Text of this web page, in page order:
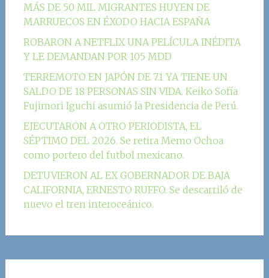
MÁS DE 50 MIL MIGRANTES HUYEN DE
MARRUECOS EN ÉXODO HACIA ESPAÑA
ROBARON A NETFLIX UNA PELÍCULA INÉDITA
Y LE DEMANDAN POR 105 MDD
TERREMOTO EN JAPÓN DE 7.1 YA TIENE UN
SALDO DE 18 PERSONAS SIN VIDA. Keiko Sofía
Fujimori Iguchi asumió la Presidencia de Perú.
EJECUTARON A OTRO PERIODISTA, EL
SÉPTIMO DEL 2026. Se retira Memo Ochoa
como portero del futbol mexicano.
DETUVIERON AL EX GOBERNADOR DE BAJA
CALIFORNIA, ERNESTO RUFFO. Se descarriló de
nuevo el tren interoceánico.